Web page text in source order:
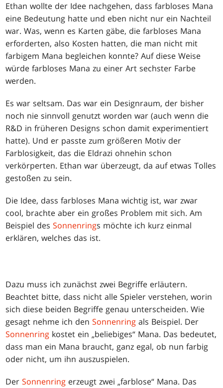
Ethan wollte der Idee nachgehen, dass farbloses Mana
eine Bedeutung hatte und eben nicht nur ein Nachteil
war. Was, wenn es Karten gäbe, die farbloses Mana
erforderten, also Kosten hatten, die man nicht mit
farbigem Mana begleichen konnte? Auf diese Weise
würde farbloses Mana zu einer Art sechster Farbe
werden.
Es war seltsam. Das war ein Designraum, der bisher
noch nie sinnvoll genutzt worden war (auch wenn die
R&D in früheren Designs schon damit experimentiert
hatte). Und er passte zum größeren Motiv der
Farblosigkeit, das die Eldrazi ohnehin schon
verkörperten. Ethan war überzeugt, da auf etwas Tolles
gestoßen zu sein.
Die Idee, dass farbloses Mana wichtig ist, war zwar
cool, brachte aber ein großes Problem mit sich. Am
Beispiel desSonnenrings möchte ich kurz einmal
erklären, welches das ist.
Dazu muss ich zunächst zwei Begriffe erläutern.
Beachtet bitte, dass nicht alle Spieler verstehen, worin
sich diese beiden Begriffe genau unterscheiden. Wie
gesagt nehme ich denSonnenring als Beispiel. Der
Sonnenring kostet ein „beliebiges“ Mana. Das bedeutet,
dass man ein Mana braucht, ganz egal, ob nun farbig
oder nicht, um ihn auszuspielen.
DerSonnenring erzeugt zwei „farblose“ Mana. Das